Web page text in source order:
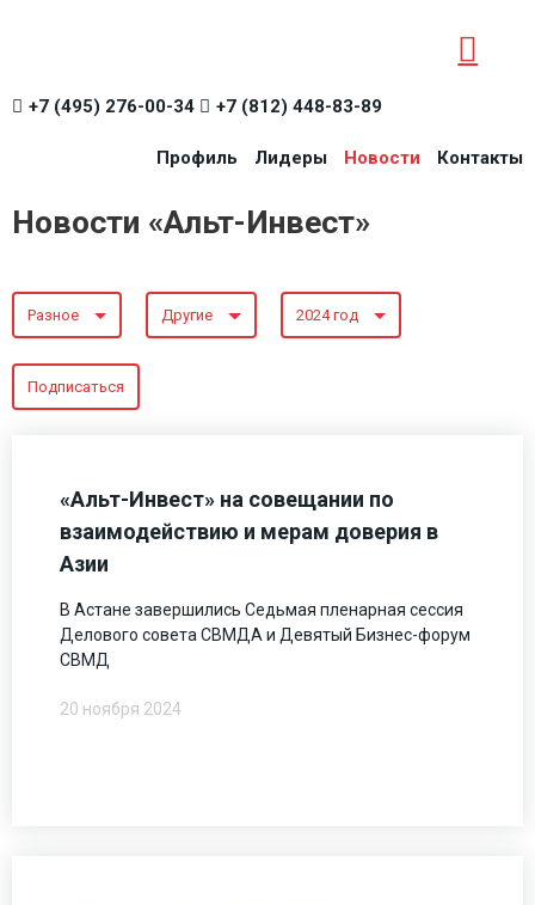
+7 (495) 276-00-34 +7 (812) 448-83-89
Профиль Лидеры Новости Контакты
Новости «Альт-Инвест»
Разное Другие 2024 год
Подписаться
«Альт-Инвест» на совещании по
взаимодействию и мерам доверия в
Азии
В Астане завершились Седьмая пленарная сессия
Делового совета СВМДА и Девятый Бизнес-форум
СВМД
20 ноября 2024